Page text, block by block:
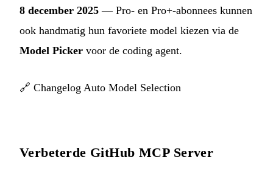
8 december 2025 — Pro- en Pro+-abonnees kunnen
ook handmatig hun favoriete model kiezen via de
Model Picker voor de coding agent.
🔗 Changelog Auto Model Selection
Verbeterde GitHub MCP Server